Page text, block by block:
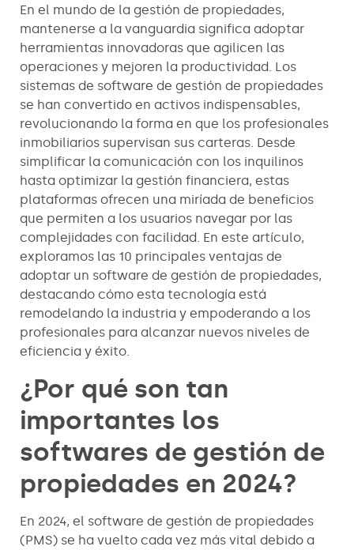
En el mundo de la gestión de propiedades,
mantenerse a la vanguardia significa adoptar
herramientas innovadoras que agilicen las
operaciones y mejoren la productividad. Los
sistemas de software de gestión de propiedades
se han convertido en activos indispensables,
revolucionando la forma en que los profesionales
inmobiliarios supervisan sus carteras. Desde
simplificar la comunicación con los inquilinos
hasta optimizar la gestión financiera, estas
plataformas ofrecen una miríada de beneficios
que permiten a los usuarios navegar por las
complejidades con facilidad. En este artículo,
exploramos las 10 principales ventajas de
adoptar un software de gestión de propiedades,
destacando cómo esta tecnología está
remodelando la industria y empoderando a los
profesionales para alcanzar nuevos niveles de
eficiencia y éxito.
¿Por qué son tan
importantes los
softwares de gestión de
propiedades en 2024?
En 2024, el software de gestión de propiedades
(PMS) se ha vuelto cada vez más vital debido a